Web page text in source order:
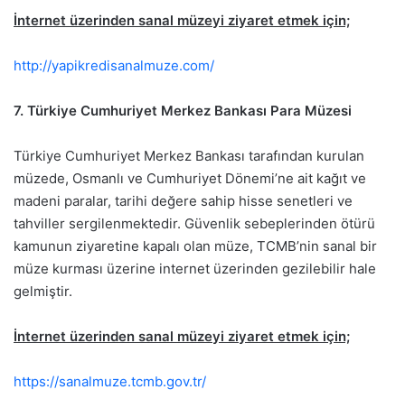
İnternet üzerinden sanal müzeyi ziyaret etmek için;
http://yapikredisanalmuze.com/
7. Türkiye Cumhuriyet Merkez Bankası Para Müzesi
Türkiye Cumhuriyet Merkez Bankası tarafından kurulan
müzede, Osmanlı ve Cumhuriyet Dönemi’ne ait kağıt ve
madeni paralar, tarihi değere sahip hisse senetleri ve
tahviller sergilenmektedir. Güvenlik sebeplerinden ötürü
kamunun ziyaretine kapalı olan müze, TCMB’nin sanal bir
müze kurması üzerine internet üzerinden gezilebilir hale
gelmiştir.
İnternet üzerinden sanal müzeyi ziyaret etmek için;
https://sanalmuze.tcmb.gov.tr/